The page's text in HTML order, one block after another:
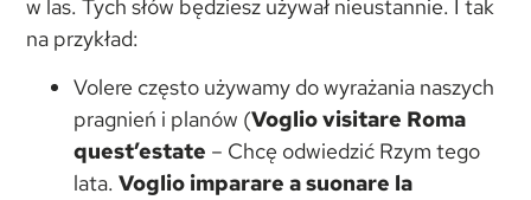
w las. Tych słów będziesz używał nieustannie. I tak
na przykład:
Volere często używamy do wyrażania naszych
pragnień i planów (Voglio visitare Roma
quest’estate – Chcę odwiedzić Rzym tego
lata.Voglio imparare a suonare la